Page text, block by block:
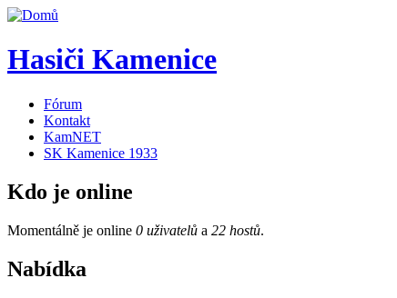
Hasiči Kamenice
Fórum
Kontakt
KamNET
SK Kamenice 1933
Kdo je online
Momentálně je online 0 uživatelů a 22 hostů.
Nabídka